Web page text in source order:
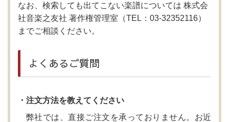
なお、検索しても出てこない楽譜については 株式会
社音楽之友社 著作権管理室（TEL：03-32352116）
までご相談ください。
よくあるご質問
・注文方法を教えてください
弊社では、直接ご注文を承っておりません。お近